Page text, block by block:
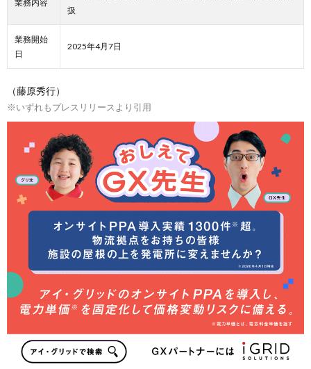
業務内容
扱
業務開始
日
2025年4月7日
（藤原秀行）
※いずれもプレスリリースより引用